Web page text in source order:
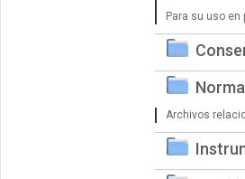
Para su uso
Archivos